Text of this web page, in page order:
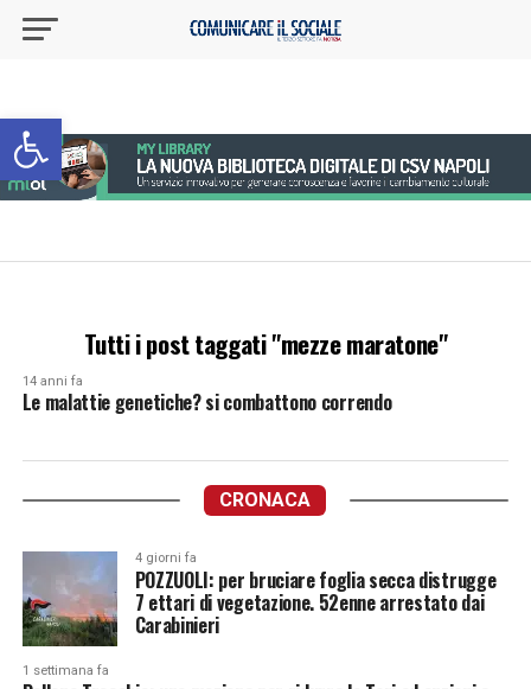
Apri la barra degli strumenti
Tutti i post taggati "mezze maratone"
14 anni fa
Le malattie genetiche? si combattono correndo
CRONACA
4 giorni fa
POZZUOLI: per bruciare foglia secca distrugge
7 ettari di vegetazione. 52enne arrestato dai
Carabinieri
1 settimana fa